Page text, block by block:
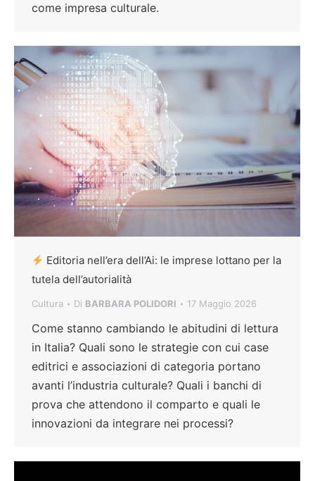
come impresa culturale.
Editoria nell’era dell’Ai: le imprese lottano per la
tutela dell’autorialità
Cultura Di BARBARA POLIDORI 17 Maggio 2026
Come stanno cambiando le abitudini di lettura
in Italia? Quali sono le strategie con cui case
editrici e associazioni di categoria portano
avanti l’industria culturale? Quali i banchi di
prova che attendono il comparto e quali le
innovazioni da integrare nei processi?